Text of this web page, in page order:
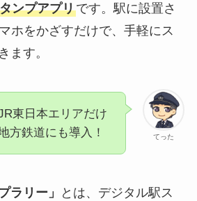
ンプアプリです。駅に設置さ
ホをかざすだけで、手軽にス
ます。
てった
東日本エリアだけ
方鉄道にも導入！
ラリー」
とは、デジタル駅ス